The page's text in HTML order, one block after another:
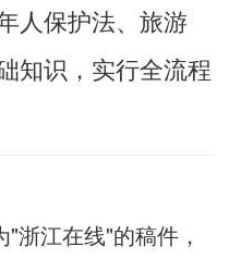
人保护法、旅游
知识，实行全流程
浙江在线"的稿件，